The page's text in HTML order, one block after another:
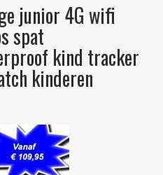
junior 4G wifi
spat
kind tracker
kinderen